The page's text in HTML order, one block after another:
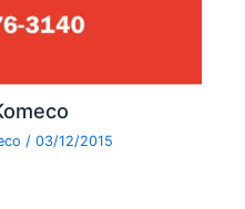
/03/12/2015